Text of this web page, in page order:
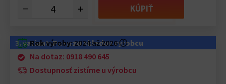
− + KÚPIŤ
3. variant: Pneu zo skladov výrobcu
Rok výroby:2024 až 2026ⓘ
Na dotaz: 0918 490 645
Dostupnosť zistíme u výrobcu